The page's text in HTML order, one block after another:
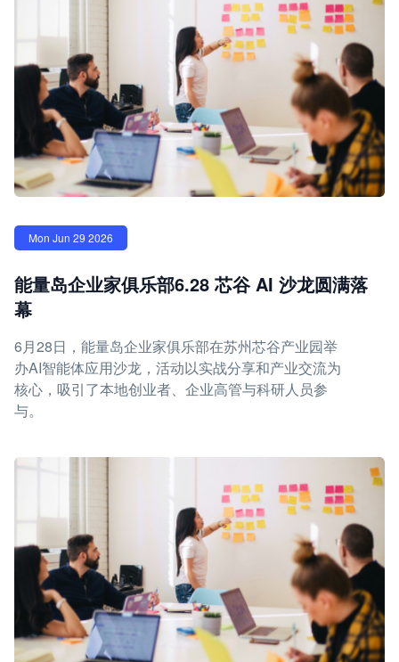
Mon Jun 29 2026
能量岛企业家俱乐部6.28 芯谷 AI 沙龙圆满落
幕
6月28日，能量岛企业家俱乐部在苏州芯谷产业园举
办AI智能体应用沙龙，活动以实战分享和产业交流为
核心，吸引了本地创业者、企业高管与科研人员参
与。